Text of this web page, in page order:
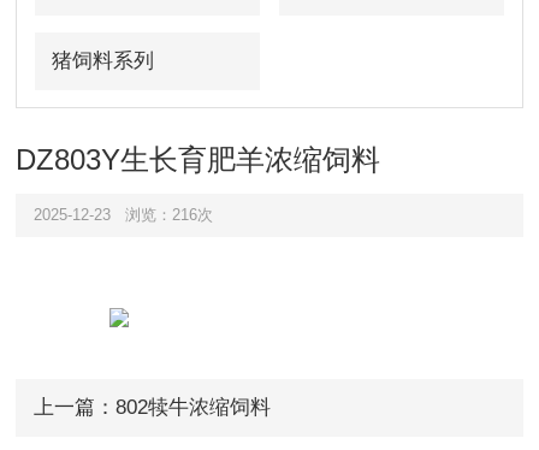
猪饲料系列
DZ803Y生长育肥羊浓缩饲料
2025-12-23 浏览：216次
上一篇：802犊牛浓缩饲料